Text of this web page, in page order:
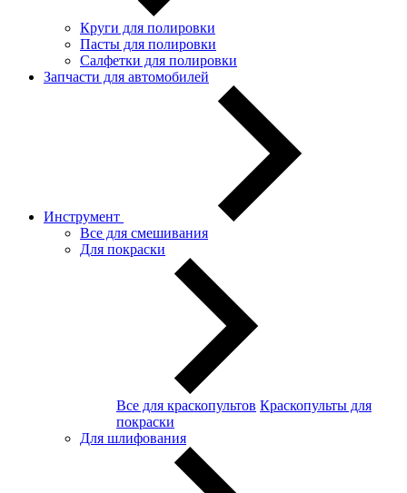
Круги для полировки
Пасты для полировки
Салфетки для полировки
Запчасти для автомобилей
Инструмент
Все для смешивания
Для покраски
Все для краскопультов Краскопульты для
покраски
Для шлифования